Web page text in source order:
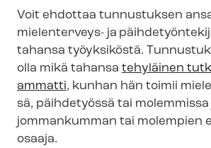
Voit ehdottaa tunnustuksen
mielenterveys- ja
tahansa työyksiköstä.
olla mikä tahansa tehyläinen
ammatti, kunhan hän toimii
sä, päihdetyössä tai
jommankumman tai molempien
osaaja.